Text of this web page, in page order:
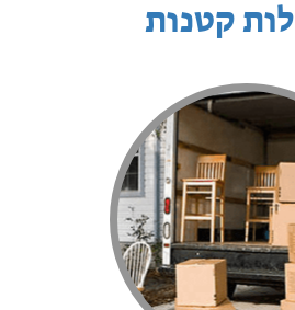
קטנות